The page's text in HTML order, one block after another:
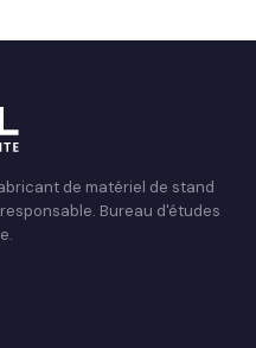
de matériel de stand
Bureau d'études